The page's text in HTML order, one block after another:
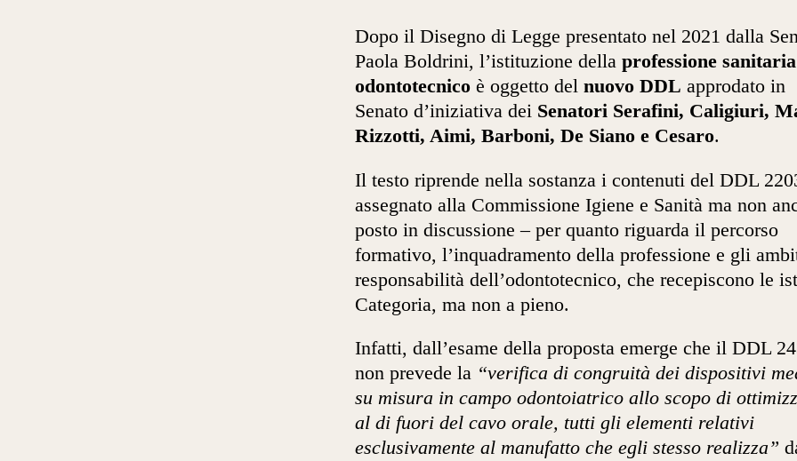
Dopo il Disegno di Legge presentato nel 2021 dalla
Paola Boldrini, l’istituzione della professione
odontotecnico è oggetto del nuovo DDL approdato in
Senato d’iniziativa dei Senatori Serafini, Caligiuri,
Rizzotti, Aimi, Barboni, De Siano e Cesaro.
Il testo riprende nella sostanza i contenuti del DDL
assegnato alla Commissione Igiene e Sanità ma non
posto in discussione – per quanto riguarda il percorso
formativo, l’inquadramento della professione e gli
responsabilità dell’odontotecnico, che recepiscono le
Categoria, ma non a pieno.
Infatti, dall’esame della proposta emerge che il DDL
non prevede la “verifica di congruità dei dispositivi
su misura in campo odontoiatrico allo scopo di
al di fuori del cavo orale, tutti gli elementi relativi
esclusivamente al manufatto che egli stesso realizza”